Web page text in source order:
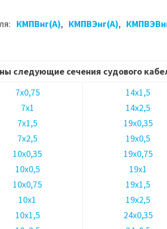
КМПВнг(А), КМПВЭнг(А),
следующие сечения судового
7х0,75
7х1
7х1,5
7х2,5
10х0,35
10х0,5
10х0,75
10х1
10х1,5
14х1,5
14х2,5
19х0,35
19х0,5
19х0,75
19х1
19х1,5
19х2,5
24х0,35